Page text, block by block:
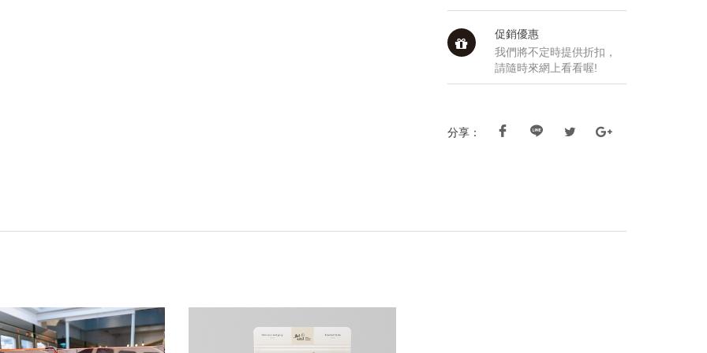
促銷優惠
我們將不定時提供折扣，
請隨時來網上看看喔!
分享：